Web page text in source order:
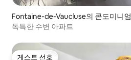
Fontaine-de-Vaucluse의 콘도미니엄
독특한 수변 아파트
게스트 선호